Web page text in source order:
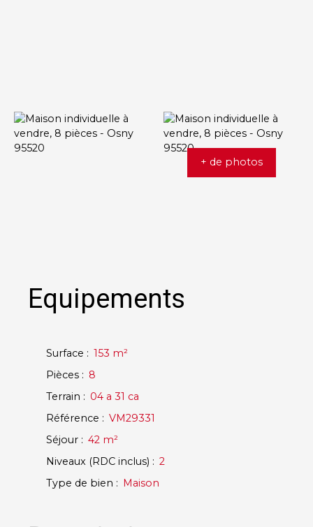
+ de photos
Equipements
Surface : 153 m²
Pièces : 8
Terrain : 04 a 31 ca
Référence : VM29331
Séjour : 42 m²
Niveaux (RDC inclus) : 2
Type de bien : Maison